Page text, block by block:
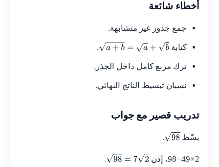
أخطاء شائعة
جمع جذور غير متشابهة.
كتابة a+b=a+ b
.
ترك مربع كامل داخل الجذر.
نسيان تبسيط الناتج النهائي.
تدريب قصير مع جواب
بسّط 98
.
98=49×2، إذن 98=72
.